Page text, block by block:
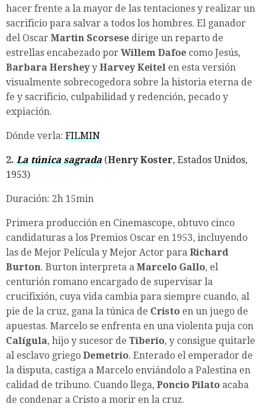
hacer frente a la mayor de las tentaciones y realizar un
sacrificio para salvar a todos los hombres. El ganador
del Oscar Martin Scorsese dirige un reparto de
estrellas encabezado por Willem Dafoe como Jesús,
Barbara Hersheyy Harvey Keitel en esta versión
visualmente sobrecogedora sobre la historia eterna de
fe y sacrificio, culpabilidad y redención, pecado y
expiación.
Dónde verla: FILMIN
2. La túnica sagrada (Henry Koster, Estados Unidos,
1953)
Duración: 2h 15min
Primera producción en Cinemascope, obtuvo cinco
candidaturas a los Premios Oscar en 1953, incluyendo
las de Mejor Película y Mejor Actor para Richard
Burton. Burton interpreta a Marcelo Gallo, el
centurión romano encargado de supervisar la
crucifixión, cuya vida cambia para siempre cuando, al
pie de la cruz, gana la túnica de Cristo en un juego de
apuestas. Marcelo se enfrenta en una violenta puja con
Calígula, hijo y sucesor de Tiberio, y consigue quitarle
al esclavo griego Demetrio. Enterado el emperador de
la disputa, castiga a Marcelo enviándolo a Palestina en
calidad de tribuno. Cuando llega, Poncio Pilato acaba
de condenar a Cristo a morir en la cruz.